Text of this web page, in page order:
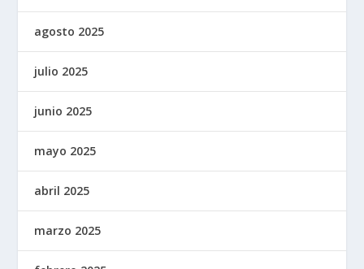
agosto 2025
julio 2025
junio 2025
mayo 2025
abril 2025
marzo 2025